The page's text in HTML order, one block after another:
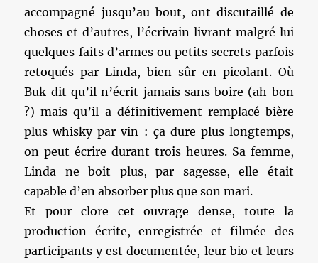
accompagné jusqu’au bout, ont discutaillé de
choses et d’autres, l’écrivain livrant malgré lui
quelques faits d’armes ou petits secrets parfois
retoqués par Linda, bien sûr en picolant. Où
Buk dit qu’il n’écrit jamais sans boire (ah bon
?) mais qu’il a définitivement remplacé bière
plus whisky par vin : ça dure plus longtemps,
on peut écrire durant trois heures. Sa femme,
Linda ne boit plus, par sagesse, elle était
capable d’en absorber plus que son mari.
Et pour clore cet ouvrage dense, toute la
production écrite, enregistrée et filmée des
participants y est documentée, leur bio et leurs